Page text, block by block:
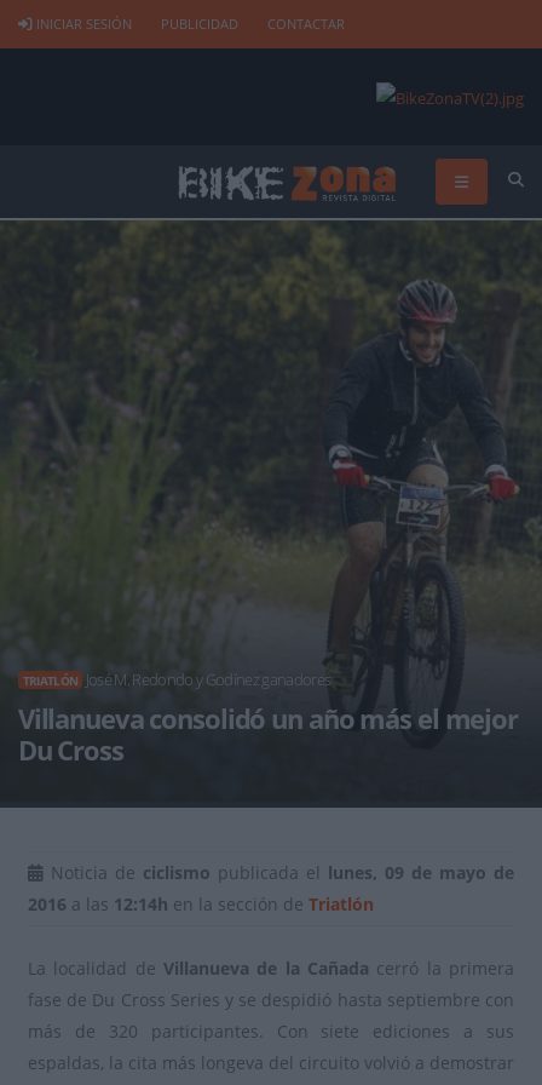
INICIAR SESIÓN PUBLICIDAD CONTACTAR
TRIATLÓN José M. Redondo y Godínez ganadores
Villanueva consolidó un año más el mejor
Du Cross
Noticia de ciclismo publicada el lunes, 09 de mayo de
2016 a las 12:14h en la sección de Triatlón
La localidad de Villanueva de la Cañada cerró la primera
fase de Du Cross Series y se despidió hasta septiembre con
más de 320 participantes. Con siete ediciones a sus
espaldas, la cita más longeva del circuito volvió a demostrar